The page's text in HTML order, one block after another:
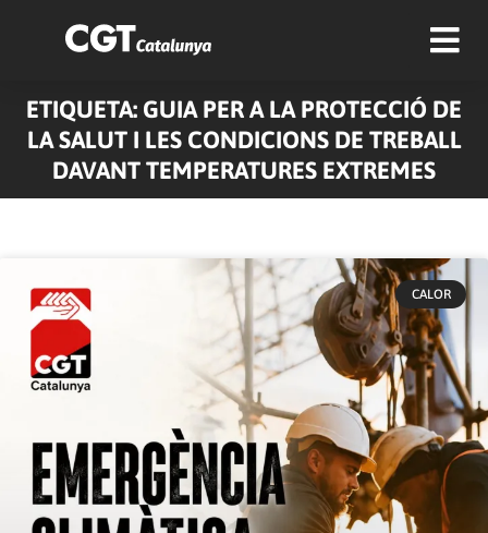
ETIQUETA: GUIA PER A LA PROTECCIÓ DE
LA SALUT I LES CONDICIONS DE TREBALL
DAVANT TEMPERATURES EXTREMES
CALOR